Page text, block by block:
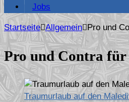
Jobs
Startseite Allgemein Pro und
Pro und Contra für
Traumurlaub auf den